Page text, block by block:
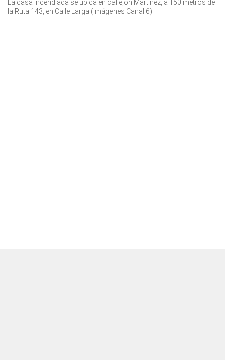
La casa incendiada se ubica en callejón Martínez, a 150 metros de
la Ruta 143, en Calle Larga (Imágenes Canal 6).